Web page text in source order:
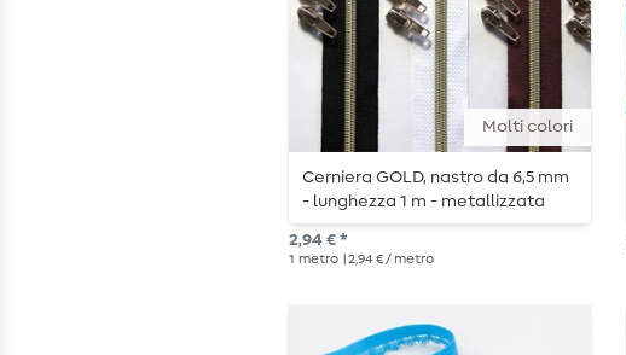
Molti colori
Cerniera GOLD, nastro da 6,5 mm
- lunghezza 1 m - metallizzata
2,94 € *
1 metro | 2,94 € / metro